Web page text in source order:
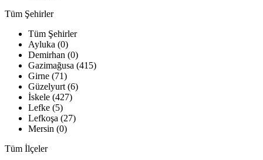
Tüm Şehirler
Tüm Şehirler
Ayluka (0)
Demirhan (0)
Gazimağusa (415)
Girne (71)
Güzelyurt (6)
İskele (427)
Lefke (5)
Lefkoşa (27)
Mersin (0)
Tüm İlçeler